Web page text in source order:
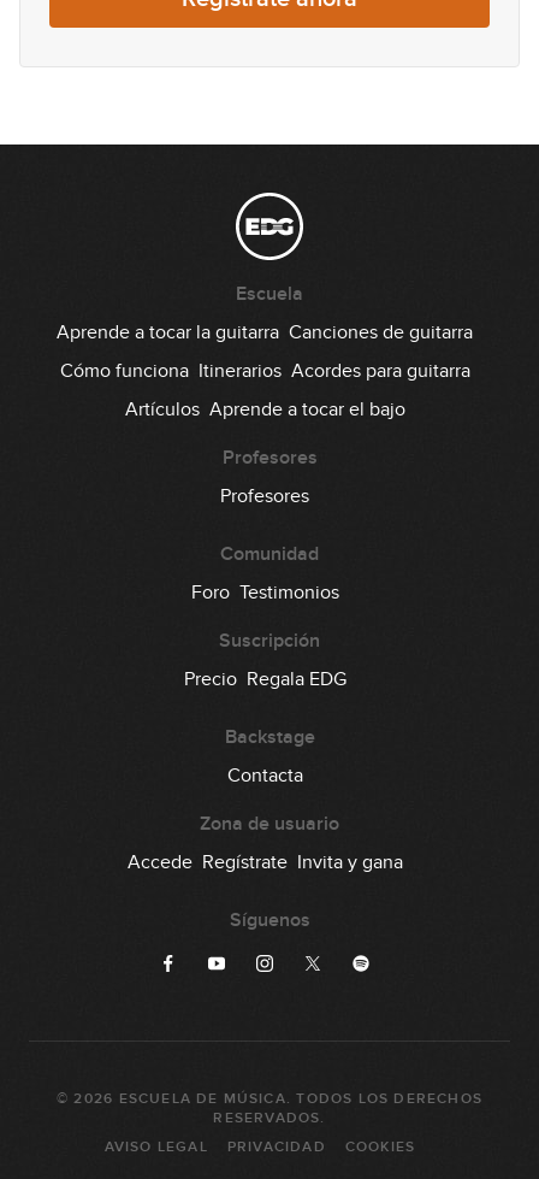
24
Escuela
Aprende a tocar la guitarra Canciones de guitarra
Cómo funciona Itinerarios Acordes para guitarra
Artículos Aprende a tocar el bajo
Profesores
Profesores
Comunidad
Foro Testimonios
Suscripción
Precio Regala EDG
Backstage
Contacta
Zona de usuario
Accede Regístrate Invita y gana
Síguenos
©2026 ESCUELA DE MÚSICA. TODOS LOS DERECHOS
RESERVADOS.
AVISO LEGAL
PRIVACIDAD COOKIES